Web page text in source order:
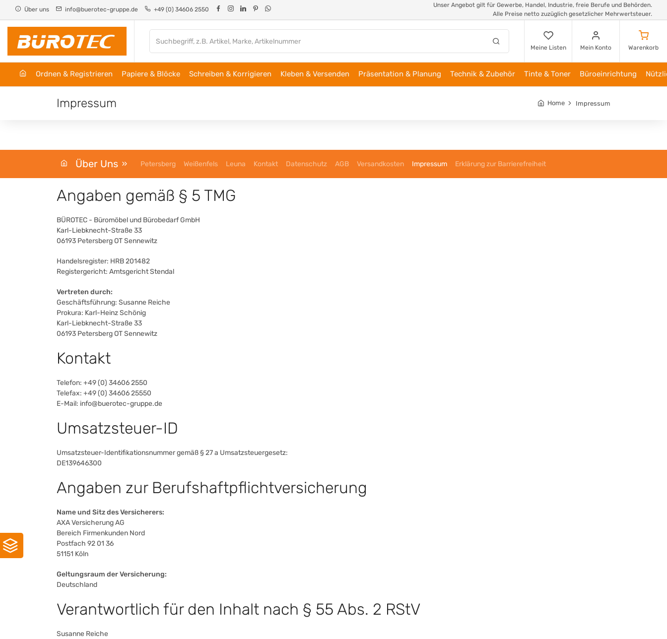
Über uns info@buerotec-gruppe.de +49 (0) 34606 2550
Unser Angebot gilt für Gewerbe, Handel, Industrie, freie Berufe und Behörden.
Alle Preise netto zuzüglich gesetzlicher Mehrwertsteuer.
Meine Listen Mein Konto Warenkorb
Ordnen & Registrieren Papiere & Blöcke Schreiben & Korrigieren Kleben & Versenden Präsentation & Planung Technik & Zubehör Tinte & Toner Büroeinrichtung
Impressum Home Impressum
Über Uns Petersberg Weißenfels Leuna Kontakt Datenschutz AGB Versandkosten Impressum Erklärung zur Barrierefreiheit
Angaben gemäß § 5 TMG
BÜROTEC - Büromöbel und Bürobedarf GmbH
Karl-Liebknecht-Straße 33
06193 Petersberg OT Sennewitz
Handelsregister: HRB 201482
Registergericht: Amtsgericht Stendal
Vertreten durch:
Geschäftsführung: Susanne Reiche
Prokura: Karl-Heinz Schönig
Karl-Liebknecht-Straße 33
06193 Petersberg OT Sennewitz
Kontakt
Telefon: +49 (0) 34606 2550
Telefax: +49 (0) 34606 25550
E-Mail: info@buerotec-gruppe.de
Umsatzsteuer-ID
Umsatzsteuer-Identifikationsnummer gemäß § 27 a Umsatzsteuergesetz:
DE139646300
Angaben zur Berufshaftpflichtversicherung
Name und Sitz des Versicherers:
AXA Versicherung AG
Bereich Firmenkunden Nord
Postfach 92 01 36
51151 Köln
Geltungsraum der Versicherung:
Deutschland
Verantwortlich für den Inhalt nach § 55 Abs. 2 RStV
Susanne Reiche
Cookie-Einstellungen